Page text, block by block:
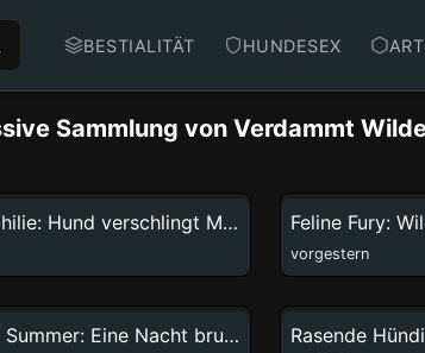
BESTIALITÄT HUNDESEX
Sammlung von Verdammt
Wilde Zoophilie: Hund verschlingt Milly
vorgestern
Hündin und Summer: Eine Nacht brutaler Genüsse.